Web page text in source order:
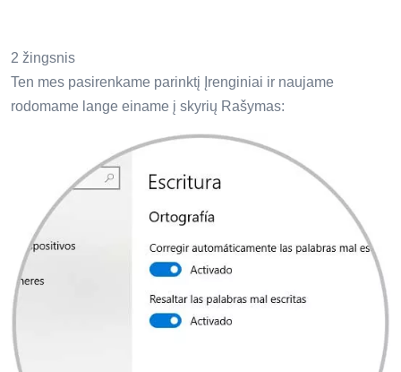
2 žingsnis
Ten mes pasirenkame parinktį Įrenginiai ir naujame
rodomame lange einame į skyrių Rašymas: